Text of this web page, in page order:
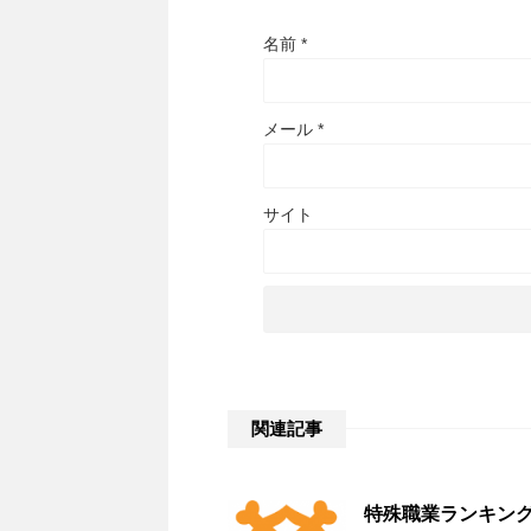
名前 *
メール *
サイト
関連記事
特殊職業ランキン